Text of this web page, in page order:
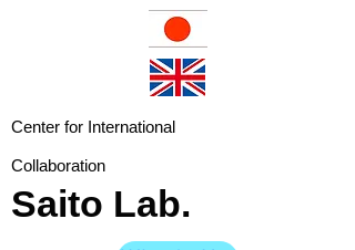
​Center for International
Collaboration
Saito Lab.